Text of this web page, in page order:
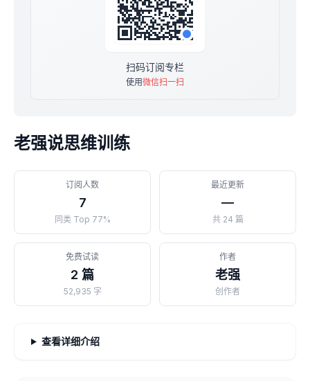
扫码订阅专栏
使用微信扫一扫
老强说思维训练
订阅人数
7
同类 Top 77%
最近更新
—
共 24 篇
免费试读
2 篇
52,935 字
作者
老强
创作者
查看详细介绍